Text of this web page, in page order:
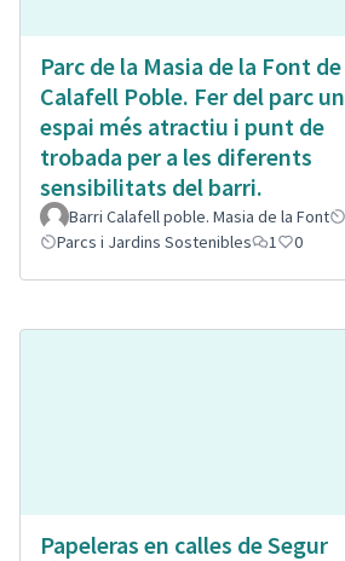
Parc de la Masia de la Font de
Calafell Poble. Fer del parc un
espai més atractiu i punt de
trobada per a les diferents
sensibilitats del barri.
Barri Calafell poble. Masia de la Font
Parcs i Jardins Sostenibles
1 0
Papeleras en calles de Segur